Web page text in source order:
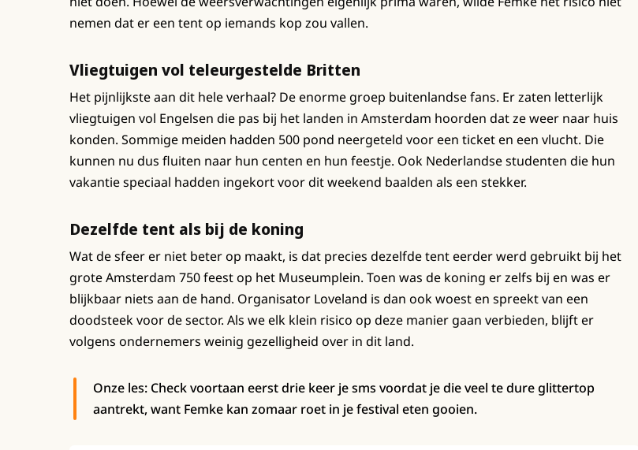
nemen dat er een tent op iemands kop zou vallen.
Vliegtuigen vol teleurgestelde Britten
Het pijnlijkste aan dit hele verhaal? De enorme groep buitenlandse fans. Er zaten letterlijk
vliegtuigen vol Engelsen die pas bij het landen in Amsterdam hoorden dat ze weer naar huis
konden. Sommige meiden hadden 500 pond neergeteld voor een ticket en een vlucht. Die
kunnen nu dus fluiten naar hun centen en hun feestje. Ook Nederlandse studenten die hun
vakantie speciaal hadden ingekort voor dit weekend baalden als een stekker.
Dezelfde tent als bij de koning
Wat de sfeer er niet beter op maakt, is dat precies dezelfde tent eerder werd gebruikt bij het
grote Amsterdam 750 feest op het Museumplein. Toen was de koning er zelfs bij en was er
blijkbaar niets aan de hand. Organisator Loveland is dan ook woest en spreekt van een
doodsteek voor de sector. Als we elk klein risico op deze manier gaan verbieden, blijft er
volgens ondernemers weinig gezelligheid over in dit land.
Onze les: Check voortaan eerst drie keer je sms voordat je die veel te dure glittertop
aantrekt, want Femke kan zomaar roet in je festival eten gooien.